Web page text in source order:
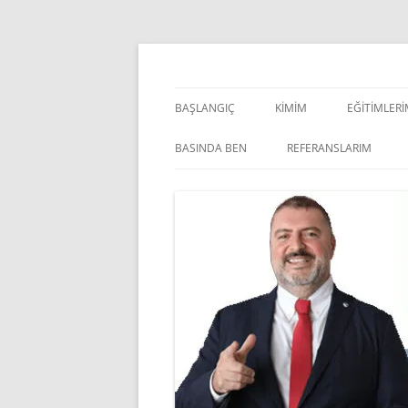
İçeriğe
BAŞLANGIÇ KIMIM
BASINDA BEN REFERANSLARIM